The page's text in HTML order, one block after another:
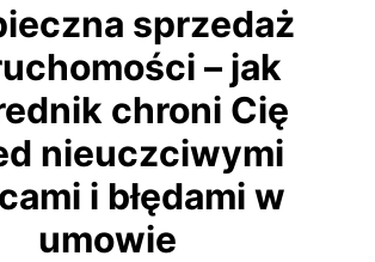
sprzedaż
– jak
chroni Cię
nieuczciwymi
i błędami w
umowie